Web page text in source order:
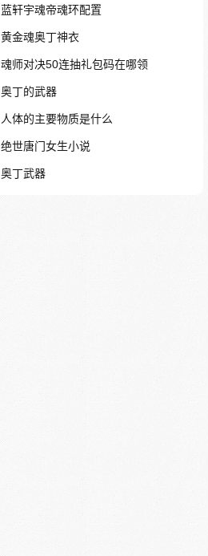
蓝轩宇魂帝魂环配置
黄金魂奥丁神衣
魂师对决50连抽礼包码在哪领
奥丁的武器
人体的主要物质是什么
绝世唐门女生小说
奥丁武器